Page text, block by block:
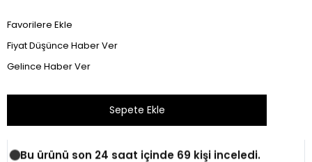
Favorilere Ekle
Fiyat Düşünce Haber Ver
Gelince Haber Ver